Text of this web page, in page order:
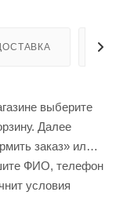
выберите
Далее
заказ» или
ФИО, телефон
условия